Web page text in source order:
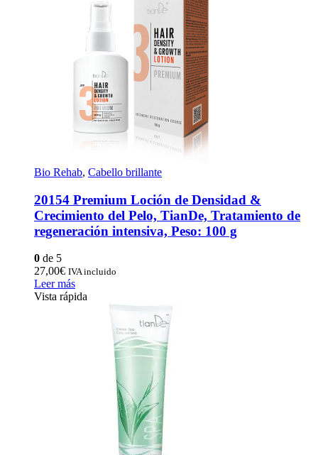
Bio Rehab, Cabello brillante
20154 Premium Loción de Densidad &
Crecimiento del Pelo, TianDe, Tratamiento de
regeneración intensiva, Peso: 100 g
0 de 5
27,00€ IVA incluido
Leer más
Vista rápida